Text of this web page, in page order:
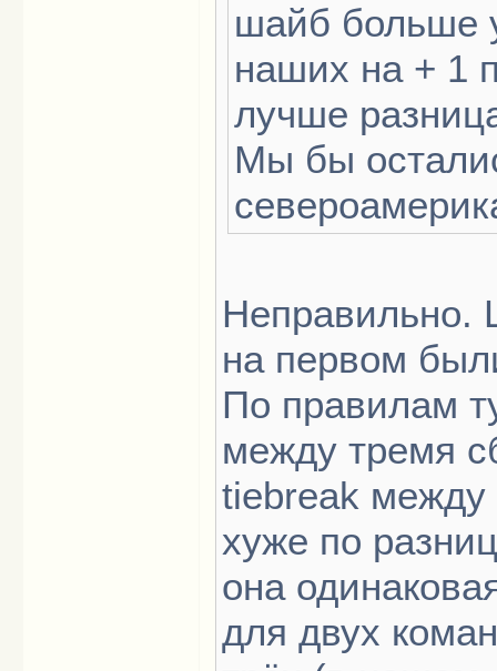
шайб больше
наших на + 1
лучше
Мы бы
Неправильно.
на первом
По правилам
между тремя
tiebreak
хуже по
она
для двух